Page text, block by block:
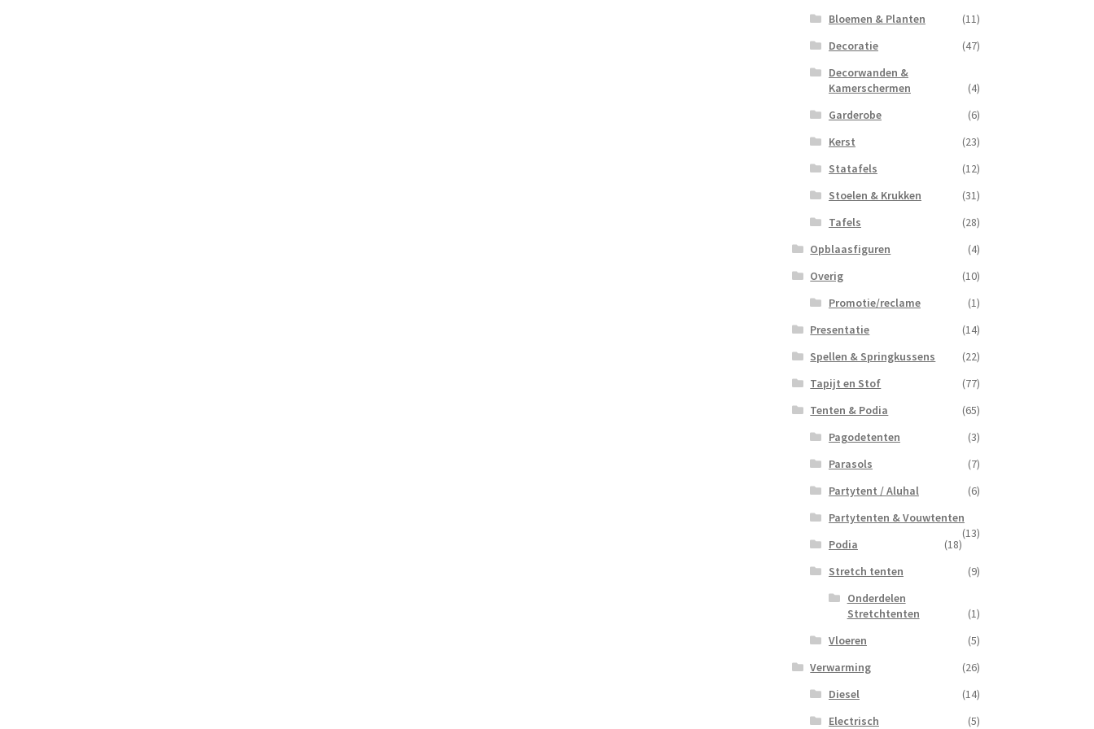
Bloemen & Planten
(11)
Decoratie
(47)
Decorwanden &
Kamerschermen
(4)
Garderobe
(6)
Kerst
(23)
Statafels
(12)
Stoelen & Krukken
(31)
Tafels
(28)
Opblaasfiguren
(4)
Overig
(10)
Promotie/reclame
(1)
Presentatie
(14)
Spellen & Springkussens
(22)
Tapijt en Stof
(77)
Tenten & Podia
(65)
Pagodetenten
(3)
Parasols
(7)
Partytent / Aluhal
(6)
Partytenten & Vouwtenten
(13)
Podia
(18)
Stretch tenten
(9)
Onderdelen
Stretchtenten
(1)
Vloeren
(5)
Verwarming
(26)
Diesel
(14)
Electrisch
(5)